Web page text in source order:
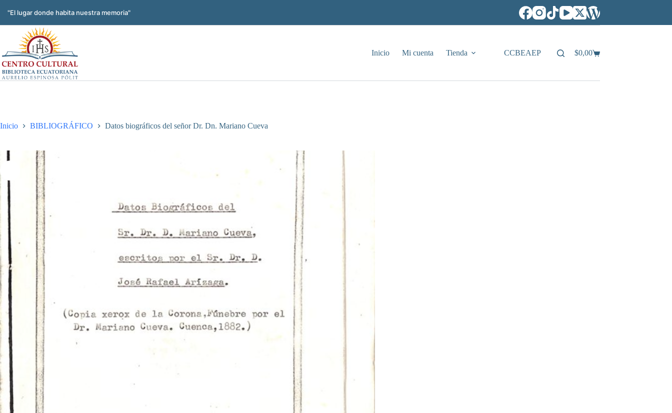
"El lugar donde habita nuestra memoria"
Inicio Mi cuenta Tienda CCBEAEP
Carro
$0,00
Inicio BIBLIOGRÁFICO Datos biográficos del señor Dr. Dn. Mariano Cueva